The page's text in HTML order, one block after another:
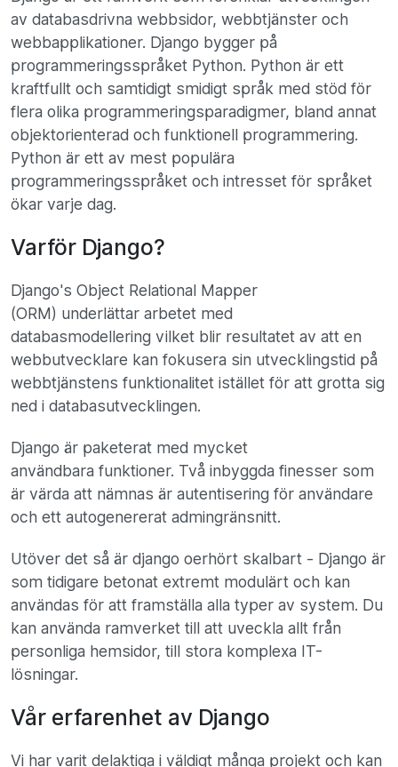
av databasdrivna webbsidor, webbtjänster och
webbapplikationer. Django bygger på
programmeringsspråket Python. Python är ett
kraftfullt och samtidigt smidigt språk med stöd för
flera olika programmeringsparadigmer, bland annat
objektorienterad och funktionell programmering.
Python är ett av mest populära
programmeringsspråket och intresset för språket
ökar varje dag.
Varför Django?
Django's Object Relational Mapper
(ORM) underlättar arbetet med
databasmodellering vilket blir resultatet av att en
webbutvecklare kan fokusera sin utvecklingstid på
webbtjänstens funktionalitet istället för att grotta sig
ned i databasutvecklingen.
Django är paketerat med mycket
användbara funktioner. Två inbyggda finesser som
är värda att nämnas är autentisering för användare
och ett autogenererat admingränsnitt.
Utöver det så är django oerhört skalbart - Django är
som tidigare betonat extremt modulärt och kan
användas för att framställa alla typer av system. Du
kan använda ramverket till att uveckla allt från
personliga hemsidor, till stora komplexa IT-
lösningar.
Vår erfarenhet av Django
Vi har varit delaktiga i väldigt många projekt och kan